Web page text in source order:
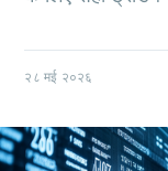
२८ मई २०२६